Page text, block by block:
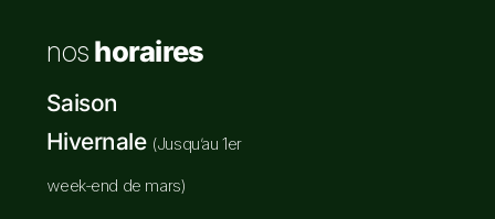
noshoraires
Saison
Hivernale (Jusqu’au 1er
week-end de mars)